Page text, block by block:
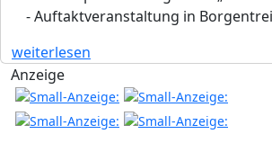
- Auftaktveranstaltung in
weiterlesen
Anzeige